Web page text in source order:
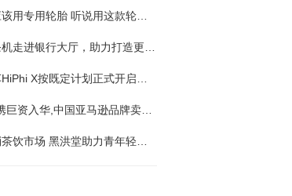
成了最会送礼的人，秘诀是 一款神
的核心零部件，轮胎的重要性不言而
务客户，河南省清丰农村商业银行与
日前，华人运通高合汽车宣布正式
家的困惑与迷茫 对中国亚马逊卖家
方